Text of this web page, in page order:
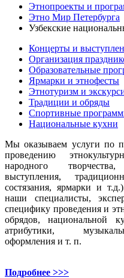
Этнопроекты и
Этно Мир Петербурга
Узбекские
Концерты и
Организация
Образовательные
Ярмарки и этнофесты
Этнотуризм и
Традиции и обряды
Спортивные
Национальные кухни
Мы оказываем услуги по
проведению
народного
выступления,
состязания, ярмарки и
наши специалисты,
специфику проведения и
обрядов, национальной
атрибутики,
оформления и т. п.
Подробнее >>>